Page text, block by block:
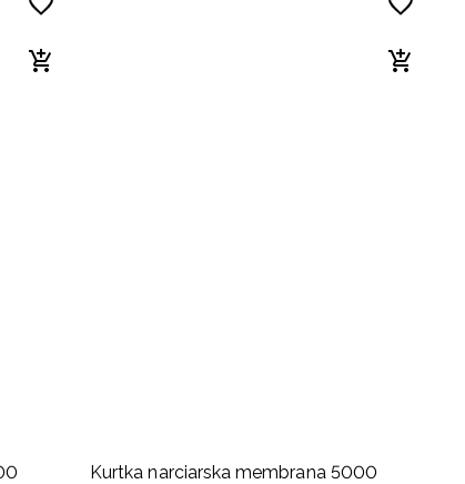
Kurtka narciarska membrana 5000